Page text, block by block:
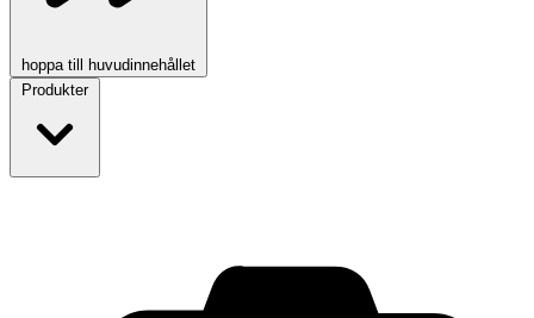
hoppa till huvudinnehållet
Produkter